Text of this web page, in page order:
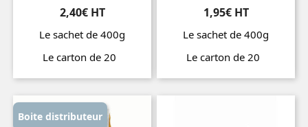
2,40€ HT
Le sachet de 400g
Le carton de 20
Prix
1,95€ HT
Le sachet de 400g
Le carton de 20
Prix
Boite distributeur